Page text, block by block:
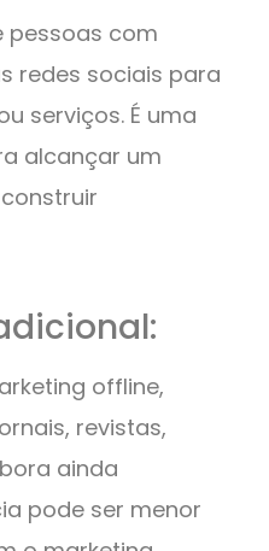
pessoas com
redes sociais para
serviços. É uma
alcançar um
offline,
revistas,
ainda
pode ser menor